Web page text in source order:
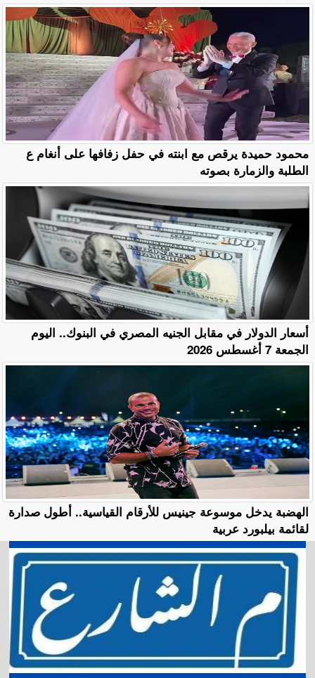
محمود حميدة يرقص مع ابنته في حفل زفافها على أنغام ع
الطلبة والزمارة بصوته
أسعار الدولار في مقابل الجنيه المصري في البنوك.. اليوم
الجمعة 7 أغسطس 2026
الهضبة يدخل موسوعة جينيس للأرقام القياسية.. أطول صدارة
لقائمة بيلبورد عربية